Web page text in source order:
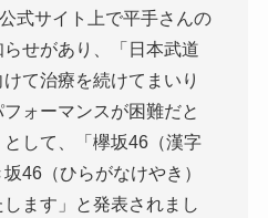
式サイト上で平手さんの
せがあり、「日本武道
て治療を続けてまいり
ォーマンスが困難だと
して、「欅坂46（漢字
46（ひらがなけやき）
ます」と発表されまし